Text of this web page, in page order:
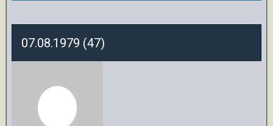
07.08.1979 (47)